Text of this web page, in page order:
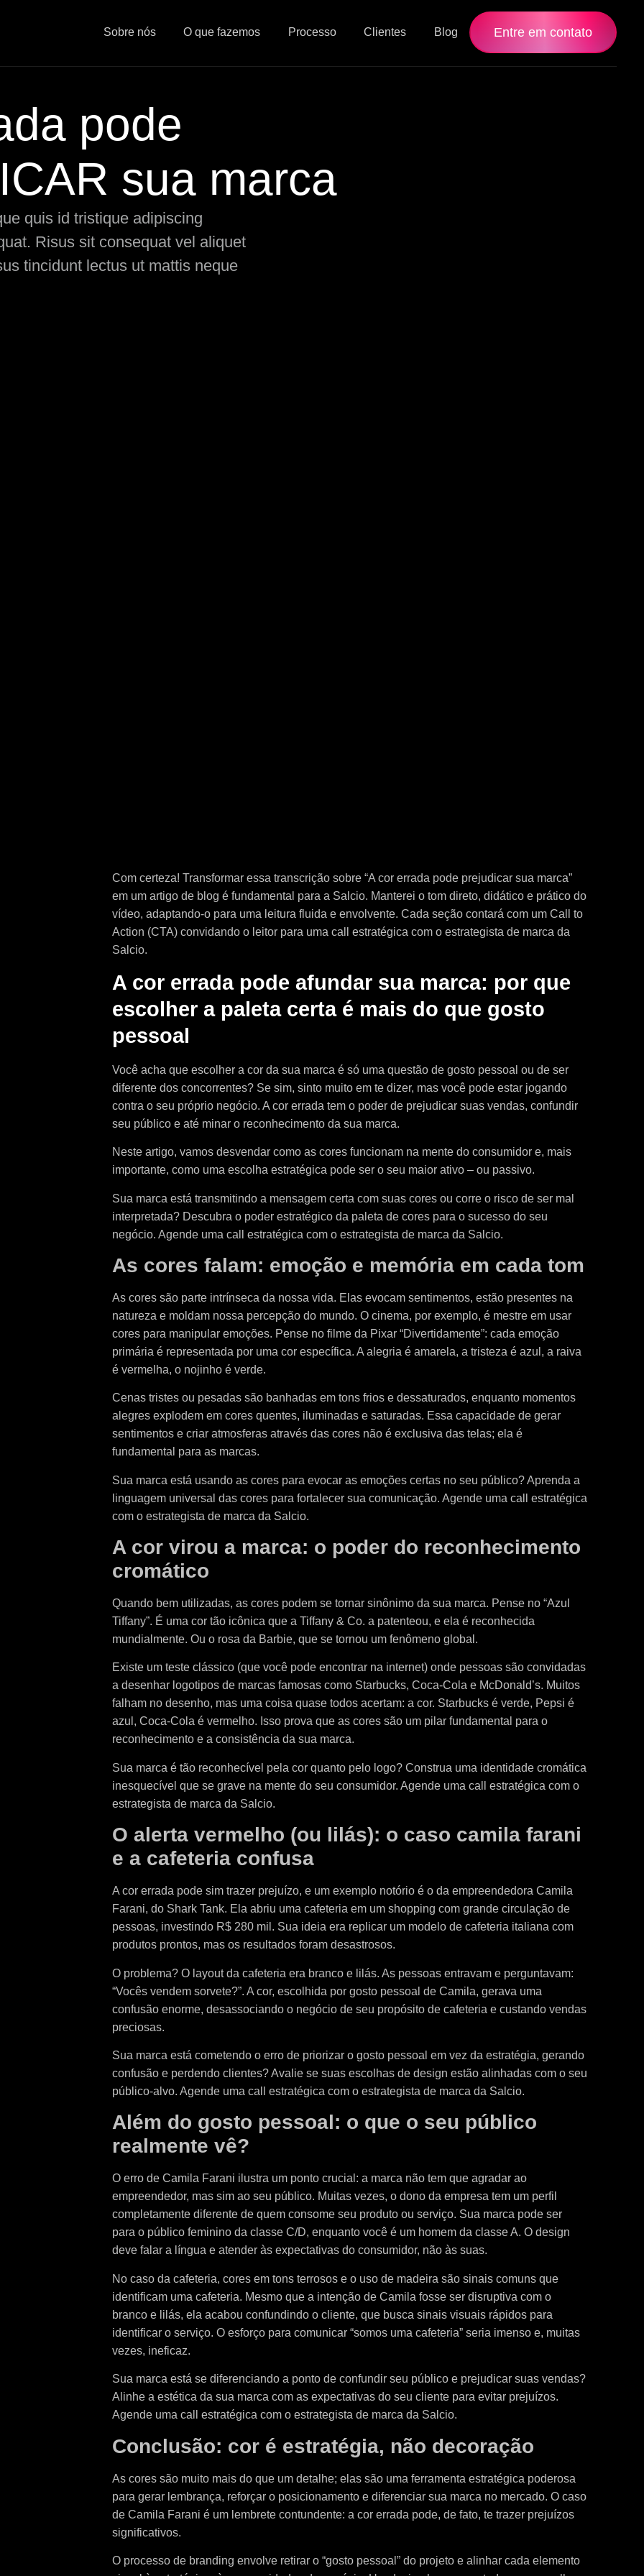
Sobre nós O que fazemos Processo Clientes Blog Entre em contato
pode
sua marca
quis id tristique adipiscing
Risus sit consequat vel aliquet
tincidunt lectus ut mattis neque
Com certeza! Transformar essa transcrição sobre “A cor errada pode prejudicar sua marca”
em um artigo de blog é fundamental para a Salcio. Manterei o tom direto, didático e prático do
vídeo, adaptando-o para uma leitura fluida e envolvente. Cada seção contará com um Call to
Action (CTA) convidando o leitor para uma call estratégica com o estrategista de marca da
Salcio.
A cor errada pode afundar sua marca: por que
escolher a paleta certa é mais do que gosto
pessoal
Você acha que escolher a cor da sua marca é só uma questão de gosto pessoal ou de ser
diferente dos concorrentes? Se sim, sinto muito em te dizer, mas você pode estar jogando
contra o seu próprio negócio. A cor errada tem o poder de prejudicar suas vendas, confundir
seu público e até minar o reconhecimento da sua marca.
Neste artigo, vamos desvendar como as cores funcionam na mente do consumidor e, mais
importante, como uma escolha estratégica pode ser o seu maior ativo – ou passivo.
Sua marca está transmitindo a mensagem certa com suas cores ou corre o risco de ser mal
interpretada? Descubra o poder estratégico da paleta de cores para o sucesso do seu
negócio. Agende uma call estratégica com o estrategista de marca da Salcio.
As cores falam: emoção e memória em cada tom
As cores são parte intrínseca da nossa vida. Elas evocam sentimentos, estão presentes na
natureza e moldam nossa percepção do mundo. O cinema, por exemplo, é mestre em usar
cores para manipular emoções. Pense no filme da Pixar “Divertidamente”: cada emoção
primária é representada por uma cor específica. A alegria é amarela, a tristeza é azul, a raiva
é vermelha, o nojinho é verde.
Cenas tristes ou pesadas são banhadas em tons frios e dessaturados, enquanto momentos
alegres explodem em cores quentes, iluminadas e saturadas. Essa capacidade de gerar
sentimentos e criar atmosferas através das cores não é exclusiva das telas; ela é
fundamental para as marcas.
Sua marca está usando as cores para evocar as emoções certas no seu público? Aprenda a
linguagem universal das cores para fortalecer sua comunicação. Agende uma call estratégica
com o estrategista de marca da Salcio.
A cor virou a marca: o poder do reconhecimento
cromático
Quando bem utilizadas, as cores podem se tornar sinônimo da sua marca. Pense no “Azul
Tiffany”. É uma cor tão icônica que a Tiffany & Co. a patenteou, e ela é reconhecida
mundialmente. Ou o rosa da Barbie, que se tornou um fenômeno global.
Existe um teste clássico (que você pode encontrar na internet) onde pessoas são convidadas
a desenhar logotipos de marcas famosas como Starbucks, Coca-Cola e McDonald’s. Muitos
falham no desenho, mas uma coisa quase todos acertam: a cor. Starbucks é verde, Pepsi é
azul, Coca-Cola é vermelho. Isso prova que as cores são um pilar fundamental para o
reconhecimento e a consistência da sua marca.
Sua marca é tão reconhecível pela cor quanto pelo logo? Construa uma identidade cromática
inesquecível que se grave na mente do seu consumidor. Agende uma call estratégica com o
estrategista de marca da Salcio.
O alerta vermelho (ou lilás): o caso camila farani
e a cafeteria confusa
A cor errada pode sim trazer prejuízo, e um exemplo notório é o da empreendedora Camila
Farani, do Shark Tank. Ela abriu uma cafeteria em um shopping com grande circulação de
pessoas, investindo R$ 280 mil. Sua ideia era replicar um modelo de cafeteria italiana com
produtos prontos, mas os resultados foram desastrosos.
O problema? O layout da cafeteria era branco e lilás. As pessoas entravam e perguntavam:
“Vocês vendem sorvete?”. A cor, escolhida por gosto pessoal de Camila, gerava uma
confusão enorme, desassociando o negócio de seu propósito de cafeteria e custando vendas
preciosas.
Sua marca está cometendo o erro de priorizar o gosto pessoal em vez da estratégia, gerando
confusão e perdendo clientes? Avalie se suas escolhas de design estão alinhadas com o seu
público-alvo. Agende uma call estratégica com o estrategista de marca da Salcio.
Além do gosto pessoal: o que o seu público
realmente vê?
O erro de Camila Farani ilustra um ponto crucial: a marca não tem que agradar ao
empreendedor, mas sim ao seu público. Muitas vezes, o dono da empresa tem um perfil
completamente diferente de quem consome seu produto ou serviço. Sua marca pode ser
para o público feminino da classe C/D, enquanto você é um homem da classe A. O design
deve falar a língua e atender às expectativas do consumidor, não às suas.
No caso da cafeteria, cores em tons terrosos e o uso de madeira são sinais comuns que
identificam uma cafeteria. Mesmo que a intenção de Camila fosse ser disruptiva com o
branco e lilás, ela acabou confundindo o cliente, que busca sinais visuais rápidos para
identificar o serviço. O esforço para comunicar “somos uma cafeteria” seria imenso e, muitas
vezes, ineficaz.
Sua marca está se diferenciando a ponto de confundir seu público e prejudicar suas vendas?
Alinhe a estética da sua marca com as expectativas do seu cliente para evitar prejuízos.
Agende uma call estratégica com o estrategista de marca da Salcio.
Conclusão: cor é estratégia, não decoração
As cores são muito mais do que um detalhe; elas são uma ferramenta estratégica poderosa
para gerar lembrança, reforçar o posicionamento e diferenciar sua marca no mercado. O caso
de Camila Farani é um lembrete contundente: a cor errada pode, de fato, te trazer prejuízos
significativos.
O processo de branding envolve retirar o “gosto pessoal” do projeto e alinhar cada elemento